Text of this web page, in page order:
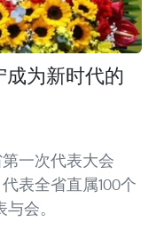
为新时代的
一次代表大会
表全省直属100个
会。